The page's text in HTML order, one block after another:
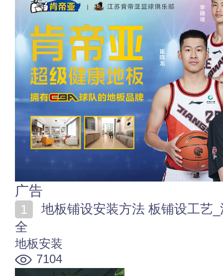
广告
全
地板安装
7104